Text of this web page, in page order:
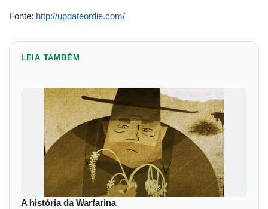
Fonte: http://updateordie.com/
LEIA TAMBÉM
A história da Warfarina